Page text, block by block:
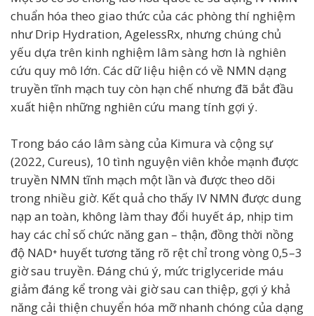
chuẩn hóa theo giao thức của các phòng thí nghiệm
như Drip Hydration, AgelessRx, nhưng chúng chủ
yếu dựa trên kinh nghiệm lâm sàng hơn là nghiên
cứu quy mô lớn. Các dữ liệu hiện có về NMN dạng
truyền tĩnh mạch tuy còn hạn chế nhưng đã bắt đầu
xuất hiện những nghiên cứu mang tính gợi ý.
Trong báo cáo lâm sàng của Kimura và cộng sự
(2022, Cureus), 10 tình nguyện viên khỏe mạnh được
truyền NMN tĩnh mạch một lần và được theo dõi
trong nhiều giờ. Kết quả cho thấy IV NMN được dung
nạp an toàn, không làm thay đổi huyết áp, nhịp tim
hay các chỉ số chức năng gan – thận, đồng thời nồng
độ NAD⁺ huyết tương tăng rõ rệt chỉ trong vòng 0,5–3
giờ sau truyền. Đáng chú ý, mức triglyceride máu
giảm đáng kể trong vài giờ sau can thiệp, gợi ý khả
năng cải thiện chuyển hóa mỡ nhanh chóng của dạng